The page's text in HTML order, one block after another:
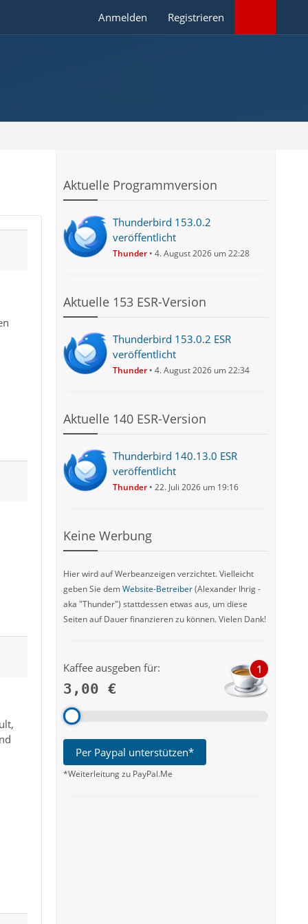
Anmelden Registrieren
Aktuelle Programmversion
Thunderbird 153.0.2
veröffentlicht
Thunder 4. August 2026 um 22:28
Aktuelle 153 ESR-Version
Thunderbird 153.0.2 ESR
veröffentlicht
Thunder 4. August 2026 um 22:34
Aktuelle 140 ESR-Version
Thunderbird 140.13.0 ESR
veröffentlicht
Thunder 22. Juli 2026 um 19:16
Keine Werbung
Hier wird auf Werbeanzeigen verzichtet. Vielleicht
geben Sie demWebsite-Betreiber(Alexander Ihrig -
aka "Thunder") stattdessen etwas aus, um diese
Seiten auf Dauer finanzieren zu können. Vielen Dank!
Kaffee ausgeben für:
3,00 €
1
Per Paypal unterstützen*
*Weiterleitung zu PayPal.Me